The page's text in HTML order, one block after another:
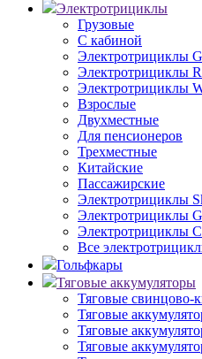
Электротрициклы
Грузовые
С кабиной
Электротрициклы
Электротрициклы
Электротрициклы
Взрослые
Двухместные
Для пенсионеров
Трехместные
Китайские
Пассажирские
Электротрициклы
Электротрициклы
Электротрициклы
Все
Гольфкары
Тяговые аккумуляторы
Тяговые свинцово-
Тяговые
Тяговые
Тяговые